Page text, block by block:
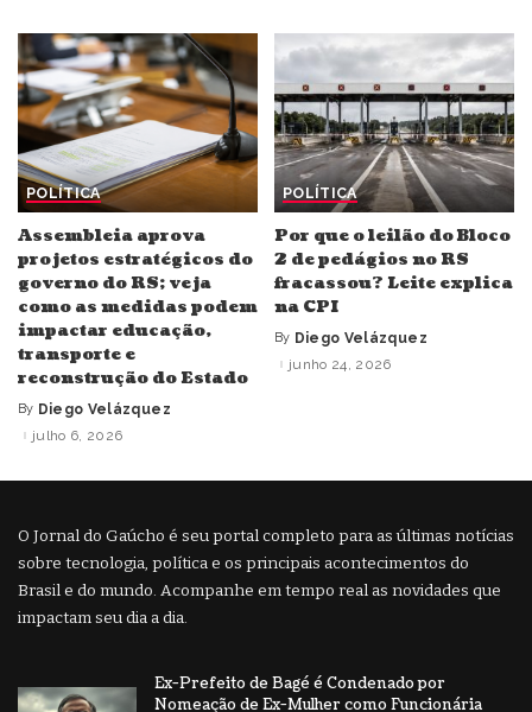
POLÍTICA
Assembleia aprova
projetos estratégicos do
governo do RS; veja
como as medidas podem
impactar educação,
transporte e
reconstrução do Estado
Posted
by
By Diego Velázquez
julho 6, 2026
POLÍTICA
Por que o leilão do Bloco
2 de pedágios no RS
fracassou? Leite explica
na CPI
Posted
by
By Diego Velázquez
junho 24, 2026
O Jornal do Gaúcho é seu portal completo para as últimas notícias
sobre tecnologia, política e os principais acontecimentos do
Brasil e do mundo. Acompanhe em tempo real as novidades que
impactam seu dia a dia.
Ex-Prefeito de Bagé é Condenado por
Nomeação de Ex-Mulher como Funcionária